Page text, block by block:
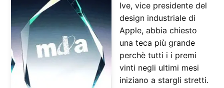
Ive, vice presidente del
design industriale di
Apple, abbia chiesto
una teca più grande
perchè tutti i i premi
vinti negli ultimi mesi
iniziano a stargli stretti.